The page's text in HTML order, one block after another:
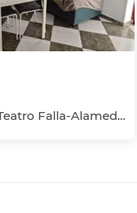
El Mentidero-Teatro Falla-Alameda, Cádiz Capital, Cádiz